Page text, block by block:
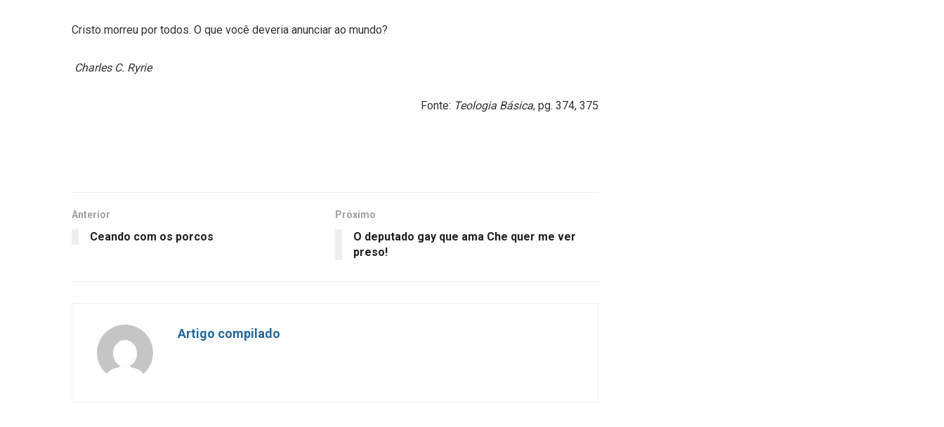
Cristo morreu por todos. O que você deveria anunciar ao mundo?
Charles C. Ryrie
Fonte: Teologia Básica, pg. 374, 375
Anterior
Ceando com os porcos
Próximo
O deputado gay que ama Che quer me ver
preso!
Artigo compilado